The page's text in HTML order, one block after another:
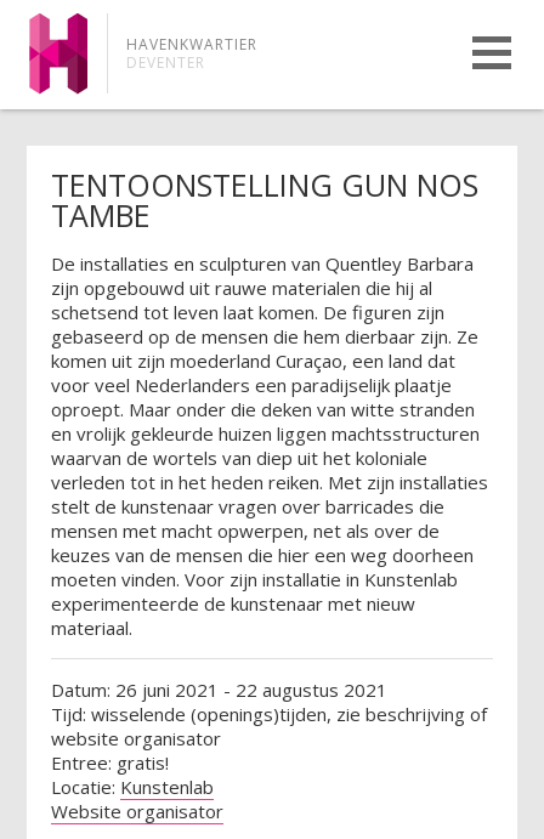
HAVENKWARTIER
DEVENTER
TENTOONSTELLING GUN NOS
TAMBE
De installaties en sculpturen van Quentley Barbara
zijn opgebouwd uit rauwe materialen die hij al
schetsend tot leven laat komen. De figuren zijn
gebaseerd op de mensen die hem dierbaar zijn. Ze
komen uit zijn moederland Curaçao, een land dat
voor veel Nederlanders een paradijselijk plaatje
oproept. Maar onder die deken van witte stranden
en vrolijk gekleurde huizen liggen machtsstructuren
waarvan de wortels van diep uit het koloniale
verleden tot in het heden reiken. Met zijn installaties
stelt de kunstenaar vragen over barricades die
mensen met macht opwerpen, net als over de
keuzes van de mensen die hier een weg doorheen
moeten vinden. Voor zijn installatie in Kunstenlab
experimenteerde de kunstenaar met nieuw
materiaal.
Datum: 26 juni 2021 - 22 augustus 2021
Tijd: wisselende (openings)tijden, zie beschrijving of
website organisator
Entree: gratis!
Locatie: Kunstenlab
Website organisator